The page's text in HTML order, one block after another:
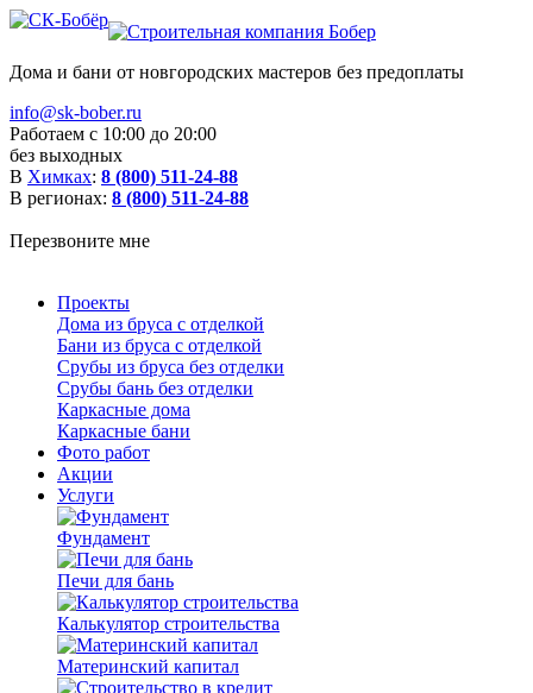
Дома и бани от новгородских мастеров без предоплаты
info@sk-bober.ru
Работаем с 10:00 до 20:00
без выходных
В Химках: 8 (800) 511-24-88
В регионах: 8 (800) 511-24-88
Перезвоните мне
Проекты
Дома из бруса с отделкой
Бани из бруса с отделкой
Срубы из бруса без отделки
Срубы бань без отделки
Каркасные дома
Каркасные бани
Фото работ
Акции
Услуги
Фундамент
Печи для бань
Калькулятор строительства
Материнский капитал